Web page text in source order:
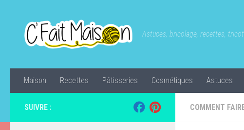
Astuces, bricolage, recettes,
Maison Recettes Pâtisseries Cosmétiques Astuces
COMMENT
SUIVRE :